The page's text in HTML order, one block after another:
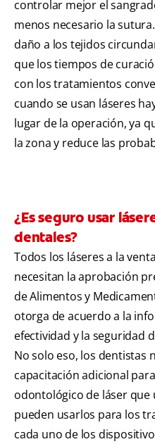
controlar mejor el
menos necesario la
daño a los tejidos
que los tiempos de
con los tratamientos
cuando se usan láseres
lugar de la operación, ya
la zona y reduce las
¿Es seguro usar
dentales?
Todos los láseres a la
necesitan la aprobación
de Alimentos y
otorga de acuerdo a la
efectividad y la seguridad
No solo eso, los dentistas
capacitación adicional
odontológico de láser que
pueden usarlos para los
cada uno de los